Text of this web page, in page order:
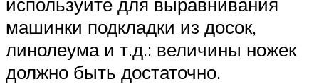
используйте для выравнивания
машинки подкладки из досок,
линолеума и т.д.: величины ножек
должно быть достаточно.